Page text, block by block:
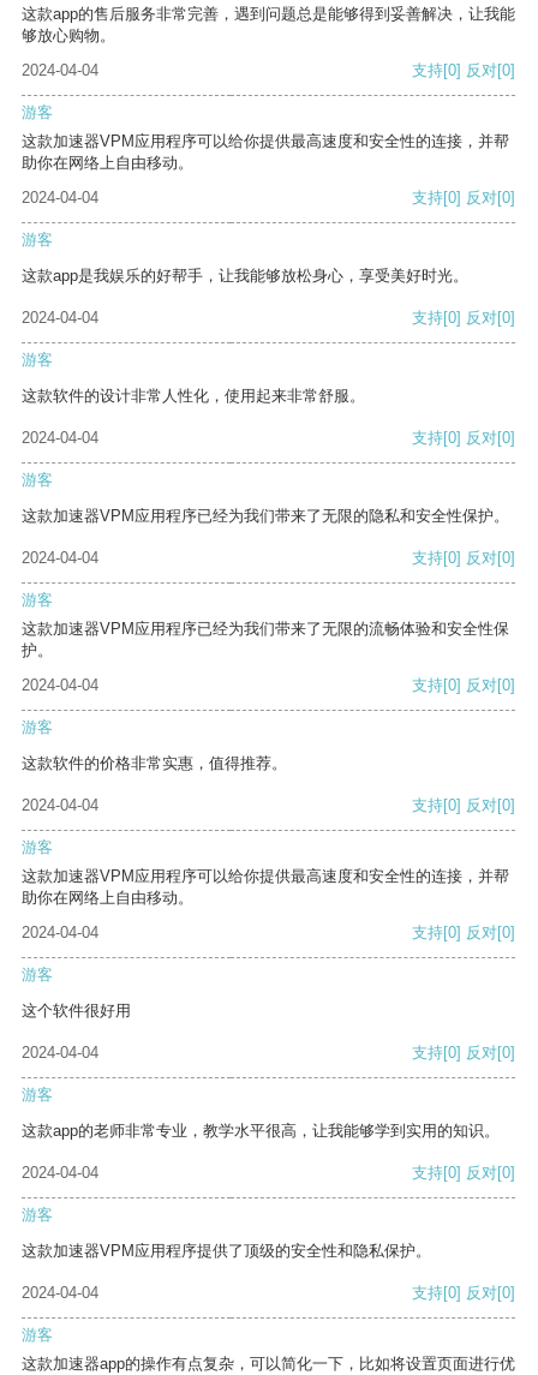
这款app的售后服务非常完善，遇到问题总是能够得到妥善解决，让我能
够放心购物。
2024-04-04
支持[0] 反对[0]
游客
这款加速器VPM应用程序可以给你提供最高速度和安全性的连接，并帮
助你在网络上自由移动。
2024-04-04
支持[0] 反对[0]
游客
这款app是我娱乐的好帮手，让我能够放松身心，享受美好时光。
2024-04-04 支持[0] 反对[0]
游客
这款软件的设计非常人性化，使用起来非常舒服。
2024-04-04 支持[0] 反对[0]
游客
这款加速器VPM应用程序已经为我们带来了无限的隐私和安全性保护。
2024-04-04 支持[0] 反对[0]
游客
这款加速器VPM应用程序已经为我们带来了无限的流畅体验和安全性保
护。
2024-04-04
支持[0] 反对[0]
游客
这款软件的价格非常实惠，值得推荐。
2024-04-04 支持[0] 反对[0]
游客
这款加速器VPM应用程序可以给你提供最高速度和安全性的连接，并帮
助你在网络上自由移动。
2024-04-04
支持[0] 反对[0]
游客
这个软件很好用
2024-04-04 支持[0] 反对[0]
游客
这款app的老师非常专业，教学水平很高，让我能够学到实用的知识。
2024-04-04 支持[0] 反对[0]
游客
这款加速器VPM应用程序提供了顶级的安全性和隐私保护。
2024-04-04 支持[0] 反对[0]
游客
这款加速器app的操作有点复杂，可以简化一下，比如将设置页面进行优